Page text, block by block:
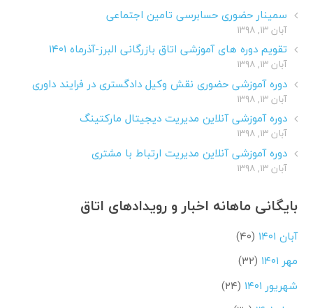
سمینار حضوری حسابرسی تامین اجتماعی
آبان ۱۳, ۱۳۹۸
تقویم دوره های آموزشی اتاق بازرگانی البرز-آذرماه ۱۴۰۱
آبان ۱۳, ۱۳۹۸
دوره آموزشی حضوری نقش وکیل دادگستری در فرایند داوری
آبان ۱۳, ۱۳۹۸
دوره آموزشی آنلاین مدیریت دیجیتال مارکتینگ
آبان ۱۳, ۱۳۹۸
دوره آموزشی آنلاین مدیریت ارتباط با مشتری
آبان ۱۳, ۱۳۹۸
بایگانی ماهانه اخبار و رویدادهای اتاق
آبان ۱۴۰۱
(۴۰)
مهر ۱۴۰۱
(۳۲)
شهریور ۱۴۰۱
(۲۴)